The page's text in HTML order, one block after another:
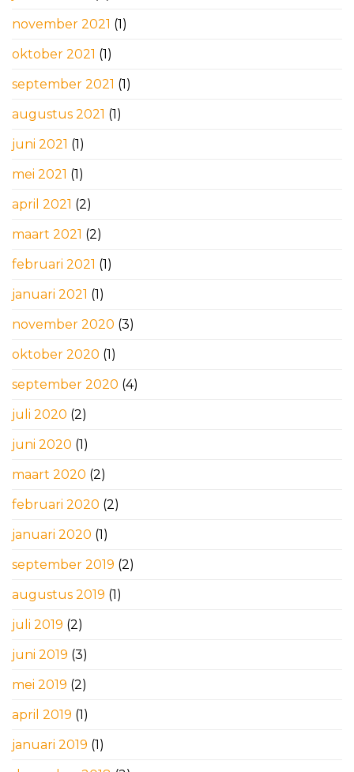
november 2021 (1)
oktober 2021 (1)
september 2021 (1)
augustus 2021 (1)
juni 2021 (1)
mei 2021 (1)
april 2021 (2)
maart 2021 (2)
februari 2021 (1)
januari 2021 (1)
november 2020 (3)
oktober 2020 (1)
september 2020 (4)
juli 2020 (2)
juni 2020 (1)
maart 2020 (2)
februari 2020 (2)
januari 2020 (1)
september 2019 (2)
augustus 2019 (1)
juli 2019 (2)
juni 2019 (3)
mei 2019 (2)
april 2019 (1)
januari 2019 (1)